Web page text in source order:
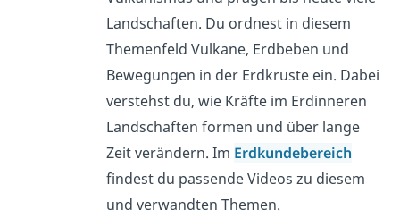
Landschaften. Du ordnest in diesem
Themenfeld Vulkane, Erdbeben und
Bewegungen in der Erdkruste ein. Dabei
verstehst du, wie Kräfte im Erdinneren
Landschaften formen und über lange
Zeit verändern. Im Erdkundebereich
findest du passende Videos zu diesem
und verwandten Themen.